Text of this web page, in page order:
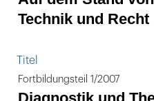
Technik und Recht
Titel
Fortbildungsteil 1/2007